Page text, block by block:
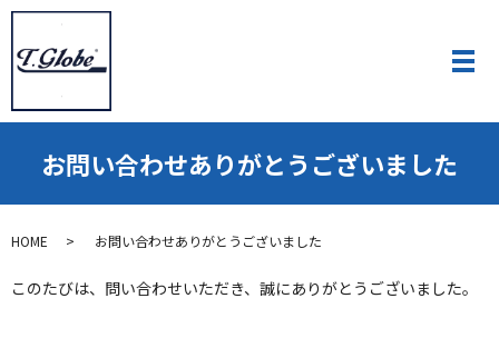
お問い合わせありがとうございました
HOME お問い合わせありがとうございました
このたびは、問い合わせいただき、誠にありがとうございました。